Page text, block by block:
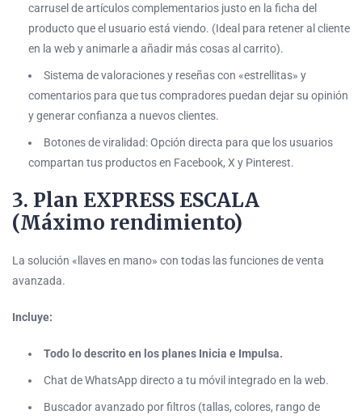
carrusel de artículos complementarios justo en la ficha del
producto que el usuario está viendo. (Ideal para retener al cliente
en la web y animarle a añadir más cosas al carrito).
Sistema de valoraciones y reseñas con «estrellitas» y
comentarios para que tus compradores puedan dejar su opinión
y generar confianza a nuevos clientes.
Botones de viralidad: Opción directa para que los usuarios
compartan tus productos en Facebook, X y Pinterest.
3. Plan EXPRESS ESCALA
(Máximo rendimiento)
La solución «llaves en mano» con todas las funciones de venta
avanzada.
Incluye:
Todo lo descrito en los planes Inicia e Impulsa.
Chat de WhatsApp directo a tu móvil integrado en la web.
Buscador avanzado por filtros (tallas, colores, rango de